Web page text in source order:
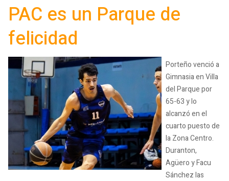
PAC es un Parque de
felicidad
Porteño venció a
Gimnasia en Villa
del Parque por
65-63 y lo
alcanzó en el
cuarto puesto de
la Zona Centro.
Duranton,
Agüero y Facu
Sánchez las